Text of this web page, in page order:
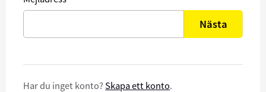
Nästa
Har du inget konto? Skapa ett konto.